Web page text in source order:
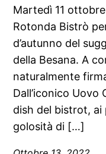
Martedì 11
Rotonda Bistrò
d’autunno del
della Besana. A
naturalmente
Dall’iconico
dish del bistrot,
golosità di […]